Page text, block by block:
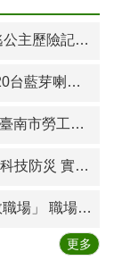
親子共度幸福時光
學堂AI數位學習
比對與多語衛教圖卡」實戰課程
戶外高氣溫作業管理
ChatGPT＋Gamma＋Gemini＋NotebookLM整合應用」，歡迎聽講!
更多